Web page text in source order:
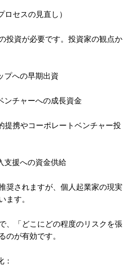
セスの見直し）
投資が必要です。投資家の観点か
プへの早期出資
ンチャーへの成長資金
提携やコーポレートベンチャー投
支援への資金供給
奨されますが、個人起業家の現実
ます。
、「どこにどの程度のリスクを張
のが有効です。